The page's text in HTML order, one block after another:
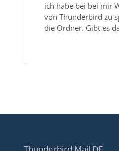
ich habe bei bei mir
von Thunderbird zu
die Ordner. Gibt es